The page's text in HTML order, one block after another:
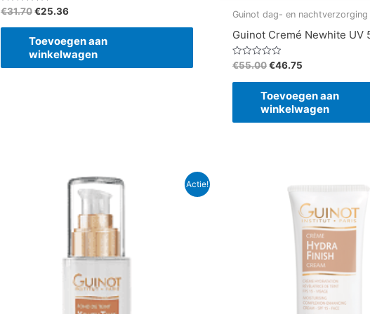
Gewaardeerd
0
uit
€31.70€25.36
Toevoegen aan
winkelwagen
Guinot dag- en nachtverzorging
Guinot Cremé Newhite UV
Gewaardeerd
uit
€55.00€46.75
Toevoegen aan
winkelwagen
Actie!
Oorspronkelijke
Huidige
prijs
€67.15.
prijs
€49.95.
is:
€42.46.